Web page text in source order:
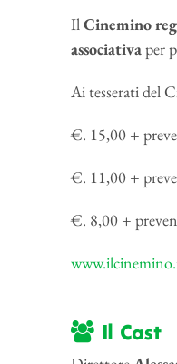
IlCinemino
associativaper
Ai tesserati del
€. 15,00 +
€. 11,00 +
€. 8,00 +
Il Cast